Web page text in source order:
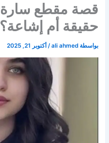
حقيقة أم إشاعة؟
بواسطة ali ahmed
/ أكتوبر 21, 2025